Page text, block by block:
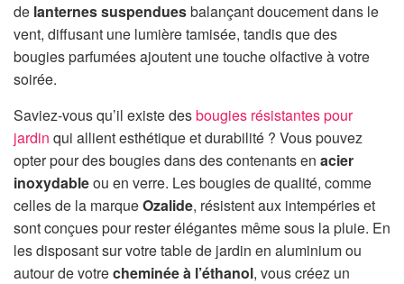
de lanternes suspenduesbalançant doucement dans le
vent, diffusant une lumière tamisée, tandis que des
bougies parfumées ajoutent une touche olfactive à votre
soirée.
Saviez-vous qu’il existe desbougies résistantes pour
jardin qui allient esthétique et durabilité ? Vous pouvez
opter pour des bougies dans des contenants en acier
inoxydableou en verre. Les bougies de qualité, comme
celles de la marqueOzalide, résistent aux intempéries et
sont conçues pour rester élégantes même sous la pluie. En
les disposant sur votre table de jardin en aluminium ou
autour de votrecheminée à l’éthanol, vous créez un